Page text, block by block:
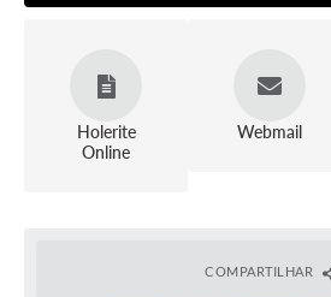
Holerite
Online
Webmail
COMPARTILHAR